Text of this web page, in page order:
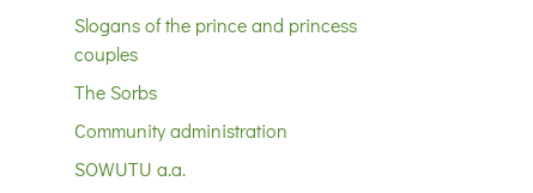
Slogans of the prince and princess
couples
The Sorbs
Community administration
SOWUTU a.a.